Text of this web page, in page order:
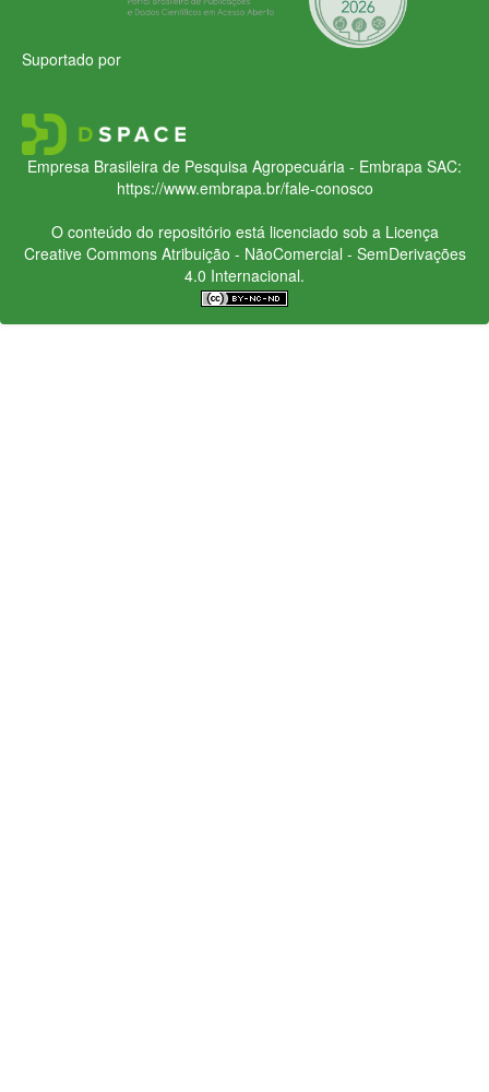
Suportado por
Empresa Brasileira de Pesquisa Agropecuária - Embrapa SAC:
https://www.embrapa.br/fale-conosco
O conteúdo do repositório está licenciado sob a Licença
Creative CommonsAtribuição - NãoComercial - SemDerivações
4.0 Internacional.